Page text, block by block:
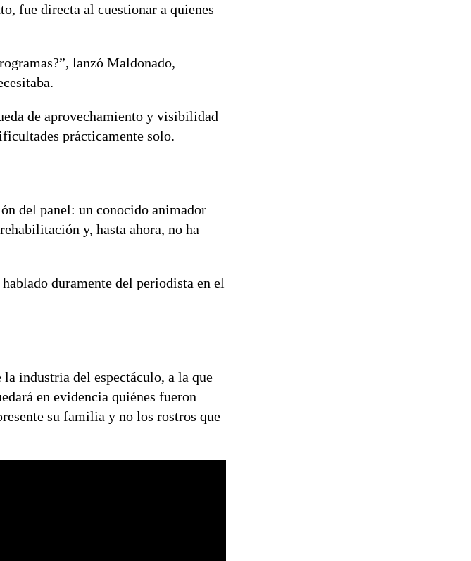
fue directa al cuestionar a quienes
lanzó Maldonado,
de aprovechamiento y visibilidad
prácticamente solo.
del panel: un conocido animador
y, hasta ahora, no ha
duramente del periodista en el
industria del espectáculo, a la que
en evidencia quiénes fueron
su familia y no los rostros que